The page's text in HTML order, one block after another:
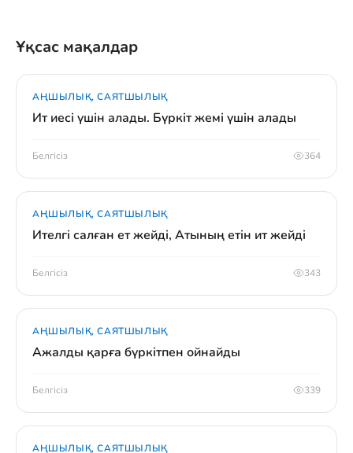
Ұқсас мақалдар
АҢШЫЛЫҚ, САЯТШЫЛЫҚ
Ит иесі үшін алады. Бүркіт жемі үшін алады
Белгісіз 364
АҢШЫЛЫҚ, САЯТШЫЛЫҚ
Ителгі салған ет жейді, Атының етін ит жейді
Белгісіз 343
АҢШЫЛЫҚ, САЯТШЫЛЫҚ
Ажалды қарға бүркітпен ойнайды
Белгісіз 339
АҢШЫЛЫҚ, САЯТШЫЛЫҚ